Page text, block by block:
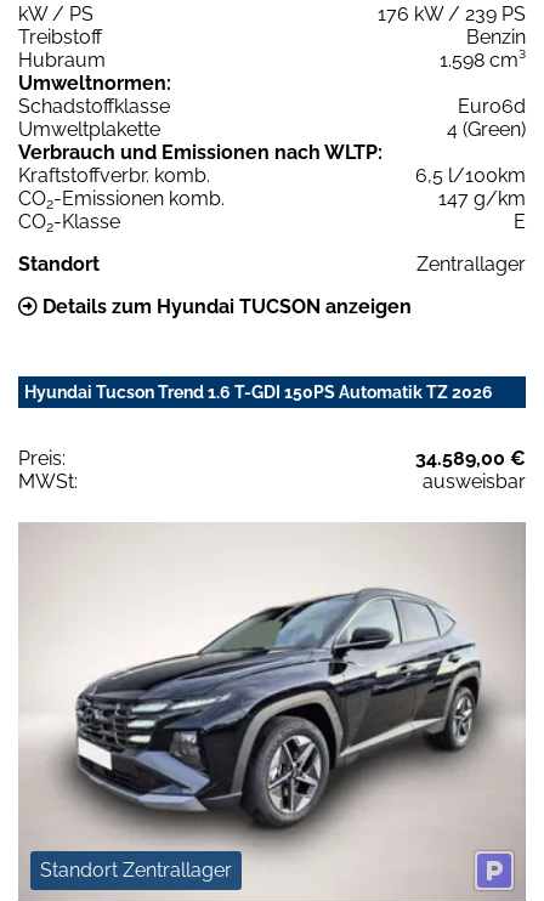
kW / PS
176 kW / 239 PS
Treibstoff
Benzin
Hubraum
1.598 cm³
Umweltnormen:
Schadstoffklasse
Euro6d
Umweltplakette
4 (Green)
Verbrauch und Emissionen nach WLTP:
Kraftstoffverbr. komb.
6,5 l/100km
CO2-Emissionen komb.
147 g/km
CO2-Klasse
E
Standort
Zentrallager
Details zum Hyundai TUCSON anzeigen
Hyundai Tucson Trend 1.6 T-GDI 150PS Automatik TZ 2026
Preis:
34.589,00 €
MWSt:
ausweisbar
Standort Zentrallager